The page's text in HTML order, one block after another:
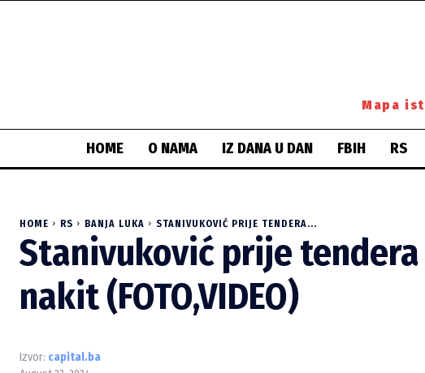
Mapa
HOME O NAMA IZ DANA U DAN FBIH RS
HOME RS BANJA LUKA STANIVUKOVIĆ PRIJE TENDERA...
Stanivuković prije
nakit (FOTO,VIDEO)
Izvor: capital.ba